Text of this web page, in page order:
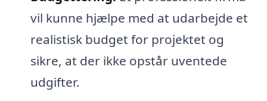
vil kunne hjælpe med at udarbejde et
realistisk budget for projektet og
sikre, at der ikke opstår uventede
udgifter.